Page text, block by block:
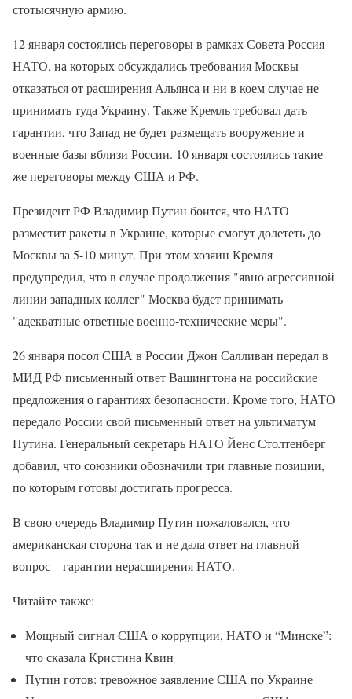
стотысячную армию.
12 января состоялись переговоры в рамках Совета Россия –
НАТО, на которых обсуждались требования Москвы –
отказаться от расширения Альянса и ни в коем случае не
принимать туда Украину. Также Кремль требовал дать
гарантии, что Запад не будет размещать вооружение и
военные базы вблизи России. 10 января состоялись такие
же переговоры между США и РФ.
Президент РФ Владимир Путин боится, что НАТО
разместит ракеты в Украине, которые смогут долететь до
Москвы за 5-10 минут. При этом хозяин Кремля
предупредил, что в случае продолжения "явно агрессивной
линии западных коллег" Москва будет принимать
"адекватные ответные военно-технические меры".
26 января посол США в России Джон Салливан передал в
МИД РФ письменный ответ Вашингтона на российские
предложения о гарантиях безопасности. Кроме того, НАТО
передало России свой письменный ответ на ультиматум
Путина. Генеральный секретарь НАТО Йенс Столтенберг
добавил, что союзники обозначили три главные позиции,
по которым готовы достигать прогресса.
В свою очередь Владимир Путин пожаловался, что
американская сторона так и не дала ответ на главной
вопрос – гарантии нерасширения НАТО.
Читайте также:
Мощный сигнал США о коррупции, НАТО и “Минске”:
что сказала Кристина Квин
Путин готов: тревожное заявление США по Украине